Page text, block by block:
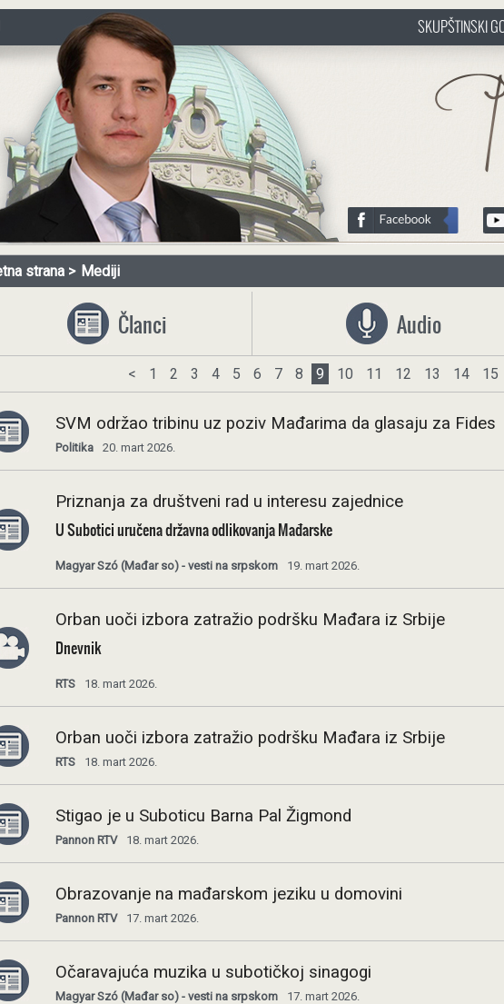
http://www.pasztorbalint.rs/sr http://
SKUPŠTINSKI
strana Mediji
Članci Audio
< 1 2 3 4 5 6 7 8 9 10 11 12 13 14 15
SVM održao tribinu uz poziv Mađarima da glasaju za Fides
Politika 20. mart 2026.
Priznanja za društveni rad u interesu zajednice
U Subotici uručena državna odlikovanja Mađarske
Magyar Szó (Mađar so) - vesti na srpskom 19. mart 2026.
Orban uoči izbora zatražio podršku Mađara iz Srbije
Dnevnik
RTS 18. mart 2026.
Orban uoči izbora zatražio podršku Mađara iz Srbije
RTS 18. mart 2026.
Stigao je u Suboticu Barna Pal Žigmond
Pannon RTV 18. mart 2026.
Obrazovanje na mađarskom jeziku u domovini
Pannon RTV 17. mart 2026.
Očaravajuća muzika u subotičkoj sinagogi
Magyar Szó (Mađar so) - vesti na srpskom 17. mart 2026.